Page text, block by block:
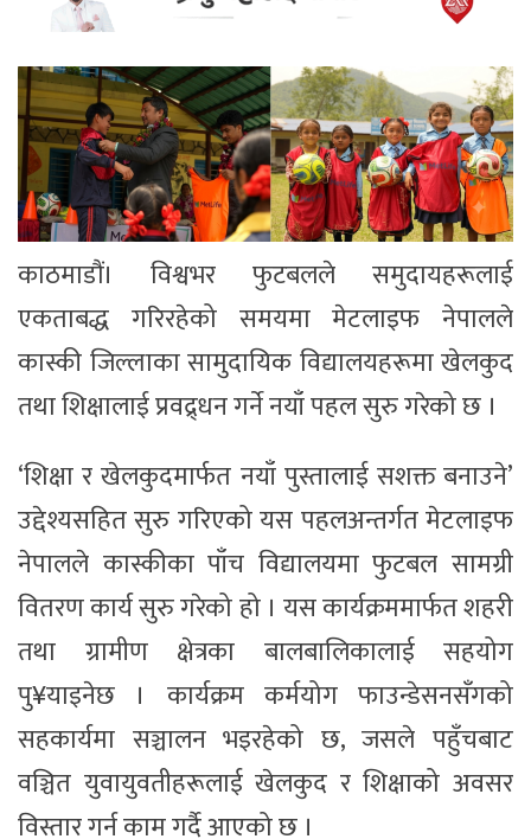
काठमाडौं। विश्वभर फुटबलले समुदायहरूलाई
एकताबद्ध गरिरहेको समयमा मेटलाइफ नेपालले
कास्की जिल्लाका सामुदायिक विद्यालयहरूमा खेलकुद
तथा शिक्षालाई प्रवद्र्धन गर्ने नयाँ पहल सुरु गरेको छ ।
‘शिक्षा र खेलकुदमार्फत नयाँ पुस्तालाई सशक्त बनाउने’
उद्देश्यसहित सुरु गरिएको यस पहलअन्तर्गत मेटलाइफ
नेपालले कास्कीका पाँच विद्यालयमा फुटबल सामग्री
वितरण कार्य सुरु गरेको हो । यस कार्यक्रममार्फत शहरी
तथा ग्रामीण क्षेत्रका बालबालिकालाई सहयोग
पु¥याइनेछ । कार्यक्रम कर्मयोग फाउन्डेसनसँगको
सहकार्यमा सञ्चालन भइरहेको छ, जसले पहुँचबाट
वञ्चित युवायुवतीहरूलाई खेलकुद र शिक्षाको अवसर
विस्तार गर्न काम गर्दै आएको छ ।